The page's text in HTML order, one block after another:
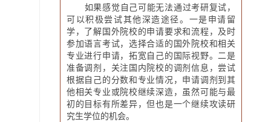
如果感觉自己可能无法通过考研复试，
可以积极尝试其他深造途径。一是申请留
学，了解国外院校的申请要求和流程，及时
参加语言考试，选择合适的国外院校和相关
专业进行申请，拓宽自己的国际视野。二是
准备调剂，关注国内院校的调剂信息，尝试
根据自己的分数和专业情况，申请调剂到其
他相关专业或院校继续深造，虽然可能与最
初的目标有所差异，但也是一个继续攻读研
究生学位的机会。